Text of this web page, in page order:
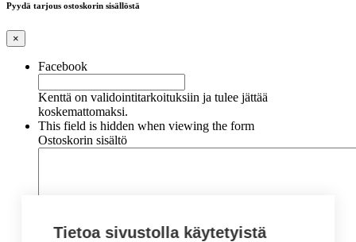
Pyydä tarjous ostoskorin sisällöstä
×
Facebook
Kenttä on validointitarkoituksiin ja tulee jättää
koskemattomaksi.
This field is hidden when viewing the form
Ostoskorin sisältö
Tietoa sivustolla käytetyistä